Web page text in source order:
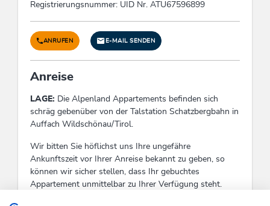
Begrüßungsdrink, WiFi, Information über die
Gegend, Schuhtrockner, Wintergarten, Leseraum,
Familienfreundlich, Fernsehraum, Eigener Garten,
Nichtraucherbereich, Satelliten-TV,
Aufenthaltsraum, Zimmer/App. mit Aussicht,
Internetbenutzung gebührenfrei, Einstellplatz für
Fahrräder, Gemeinschaftsgarten, E-Bike
Akkustation, Sonnenterrasse, Terrasse, PKW-
Parkplatz, Kachelofen
Registrierungsnummer: UID Nr. ATU67596899
ANRUFEN E-MAIL SENDEN
Anreise
LAGE: Die Alpenland Appartements befinden sich
schräg gebenüber von der Talstation Schatzbergbahn in
Auffach Wildschönau/Tirol.
Wir bitten Sie höflichst uns Ihre ungefähre
Ankunftszeit vor Ihrer Anreise bekannt zu geben, so
können wir sicher stellen, dass Ihr gebuchtes
Appartement unmittelbar zu Ihrer Verfügung steht.